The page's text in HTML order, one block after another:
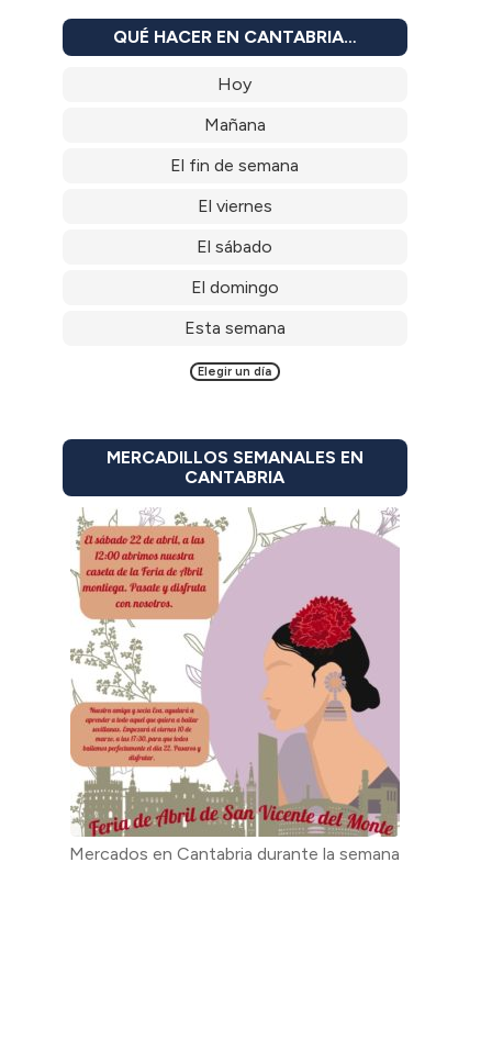
QUÉ HACER EN CANTABRIA…
Hoy
Mañana
El fin de semana
El viernes
El sábado
El domingo
Esta semana
Elegir un día
MERCADILLOS SEMANALES EN
CANTABRIA
Mercados en Cantabria durante la semana